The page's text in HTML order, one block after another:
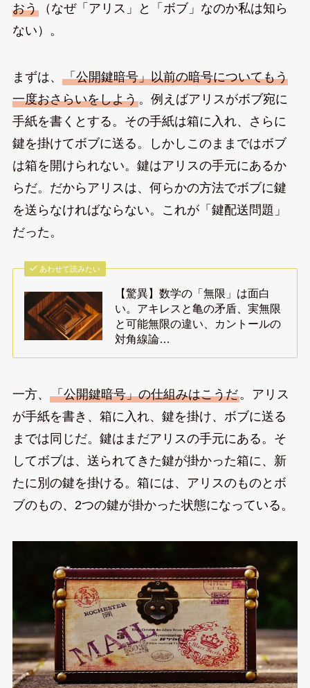
おう（なぜ「アリス」と「ボブ」なのか私は知ら
ない）。
まずは、 「公開鍵暗号」以前の暗号についてもう
一度おさらいをしよう。例えばアリスがボブ宛に
手紙を書くとする。その手紙は箱に入れ、さらに
鍵を掛けてボブに送る。しかしこのままではボブ
は箱を開けられない。鍵はアリスの手元にあるか
らだ。だからアリスは、何らかの方法でボブに鍵
を送らなければならない。これが「鍵配送問題」
だった。
あわせて読みたい
【驚異】数学の「無限」は面白
い。アキレスと亀の矛盾、実無限
と可能無限の違い、カントールの
対角線論…
一方、 「公開鍵暗号」の仕組みはこうだ。アリス
が手紙を書き、箱に入れ、鍵を掛け、ボブに送る
までは同じだ。鍵はまだアリスの手元にある。そ
してボブは、送られてきた鍵が掛かった箱に、新
たに別の鍵を掛ける。箱には、アリスのものとボ
ブのもの、2つの鍵が掛かった状態になっている。